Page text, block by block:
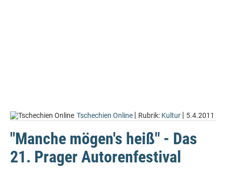
Tschechien Online | Rubrik: Kultur | 5.4.2011
"Manche mögen's heiß" - Das
21. Prager Autorenfestival